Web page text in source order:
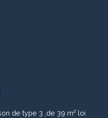
de type 3 ,de 39 m² loi